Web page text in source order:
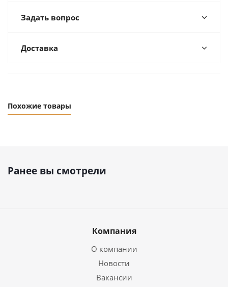
Задать вопрос
Доставка
Похожие товары
Ранее вы смотрели
Компания
О компании
Новости
Вакансии